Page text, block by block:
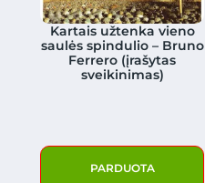
Kartais užtenka vieno
saulės spindulio – Bruno
Ferrero (įrašytas
sveikinimas)
PARDUOTA